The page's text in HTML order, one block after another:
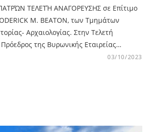
ΤΕΛΕΤΉ ΑΝΑΓΟΡΕΥΣΗΣ σε Επίτιμο
M. BEATON, των Τμημάτων
Αρχαιολογίας. Στην Τελετή
της Βυρωνικής Εταιρείας…
03/10/2023